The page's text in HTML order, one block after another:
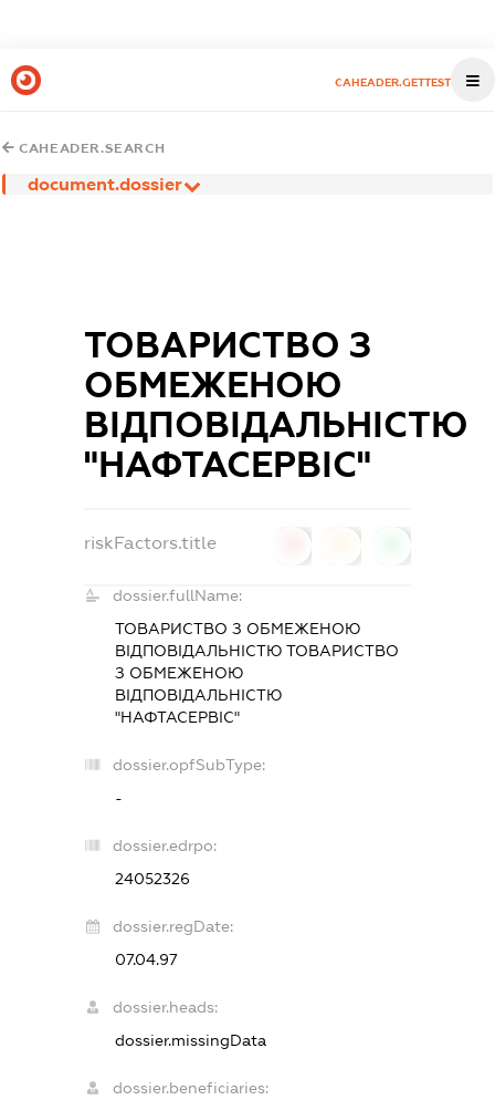
CAHEADER.GETTEST
CAHEADER.SEARCH
document.dossier
ТОВАРИСТВО З
ОБМЕЖЕНОЮ
ВІДПОВІДАЛЬНІСТЮ
"НАФТАСЕРВІС"
riskFactors.title
dossier.fullName:
ТОВАРИСТВО З ОБМЕЖЕНОЮ
ВІДПОВІДАЛЬНІСТЮ ТОВАРИСТВО
З ОБМЕЖЕНОЮ
ВІДПОВІДАЛЬНІСТЮ
"НАФТАСЕРВІС"
dossier.opfSubType:
-
dossier.edrpo:
24052326
dossier.regDate:
07.04.97
dossier.heads:
dossier.missingData
dossier.beneficiaries: